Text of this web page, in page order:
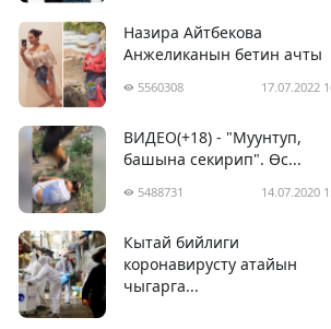
Назира Айтбекова
Анжеликанын бетин ачты
5560308 17.07.2022
ВИДЕО(+18) - "Муунтуп,
башына секирип". Өс...
5488731 14.07.2020
Кытай бийлиги
коронавирусту атайын
чыгарга...